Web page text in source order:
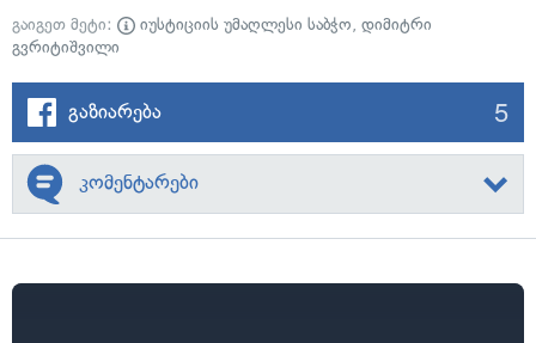
გაიგეთ მეტი: იუსტიციის უმაღლესი საბჭო, დიმიტრი
გვრიტიშვილი
გაზიარება 5
კომენტარები